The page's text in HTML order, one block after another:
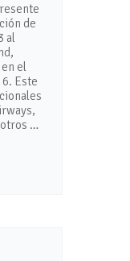
de
al
el
Este
otros …